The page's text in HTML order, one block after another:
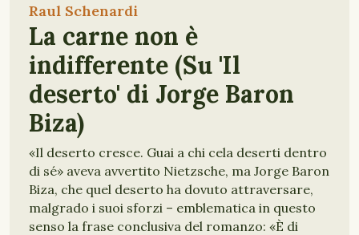
Raul Schenardi
La carne non è
indifferente (Su 'Il
deserto' di Jorge Baron
Biza)
«Il deserto cresce. Guai a chi cela deserti dentro
di sé» aveva avvertito Nietzsche, ma Jorge Baron
Biza, che quel deserto ha dovuto attraversare,
malgrado i suoi sforzi – emblematica in questo
senso la frase conclusiva del romanzo: «È di